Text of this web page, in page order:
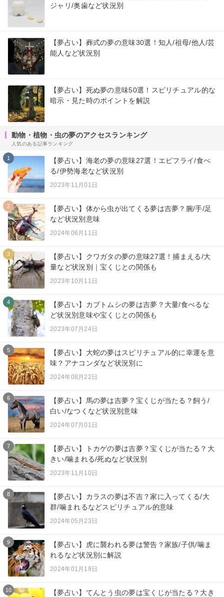
ジャリ/奥歯など状況別
【夢占い】葬式の夢の意味30選！知人/祖母/他人/芸
能人など状況別
【夢占い】死ぬ夢の意味50選！スピリチュアル的な
暗示・見た時のポイントを解説
動物・植物・虫の夢のアクセスランキング
人気のある記事ランキング
1
【夢占い】海老の夢の意味27選！エビフライ/食べ
る/伊勢海老など状況別
2023年11月01日
2
【夢占い】体から虫が出てくる夢は吉夢？腕/手/足
など状況別意味
2024年06月11日
3
【夢占い】クワガタの夢の意味27選！捕まえる/大
量など状況別｜宝くじとの関係も
2023年10月11日
4
【夢占い】カブトムシの夢は吉夢？大量/食べるな
ど状況別意味や宝くじとの関係も
2023年07月24日
5
【夢占い】大蛇の夢はスピリチュアル的に幸運を意
味？アナコンダなど状況別に
2024年08月22日
6
【夢占い】馬の夢は吉夢？宝くじが当たる？飼う/
白い/なつくなど状況別意味
2024年07月01日
7
【夢占い】トカゲの夢は吉夢？宝くじが当たる？大
きい/噛まれる/死ぬなど状況別
2023年11月10日
8
【夢占い】カラスの夢は不吉？家に入ってくる/大
群/噛まれるなどスピリチュアル的意味
2024年05月23日
9
【夢占い】虎に襲われる夢は警告？家族/子供/噛ま
れるなど状況別に解説
2024年01月19日
10
【夢占い】てんとう虫の夢は宝くじが当たる？大き